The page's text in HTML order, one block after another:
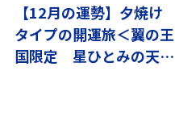
【12月の運勢】夕焼け
タイプの開運旅＜翼の王
国限定 星ひとみの天星